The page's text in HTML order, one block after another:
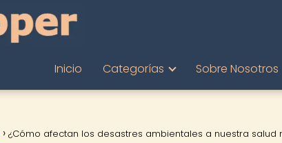
Inicio Categorías Sobre Nosotros
¿Cómo afectan los desastres ambientales a nuestra salud